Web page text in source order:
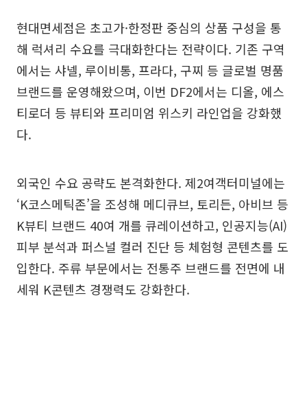
현대면세점은 초고가·한정판 중심의 상품 구성을 통
해 럭셔리 수요를 극대화한다는 전략이다. 기존 구역
에서는 샤넬, 루이비통, 프라다, 구찌 등 글로벌 명품
브랜드를 운영해왔으며, 이번 DF2에서는 디올, 에스
티로더 등 뷰티와 프리미엄 위스키 라인업을 강화했
다.
외국인 수요 공략도 본격화한다. 제2여객터미널에는
‘K코스메틱존’을 조성해 메디큐브, 토리든, 아비브 등
K뷰티 브랜드 40여 개를 큐레이션하고, 인공지능(AI)
피부 분석과 퍼스널 컬러 진단 등 체험형 콘텐츠를 도
입한다. 주류 부문에서는 전통주 브랜드를 전면에 내
세워 K콘텐츠 경쟁력도 강화한다.